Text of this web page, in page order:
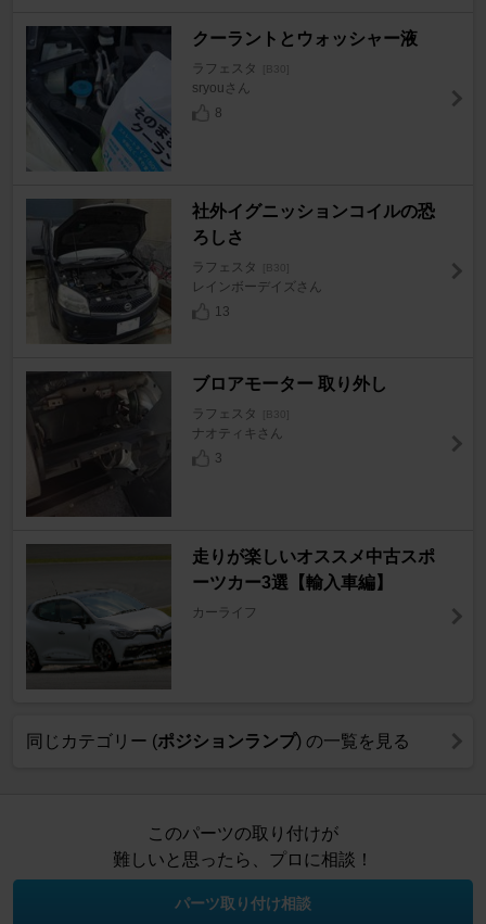
クーラントとウォッシャー液
ラフェスタ [B30]
sryouさん
8
社外イグニッションコイルの恐
ろしさ
ラフェスタ [B30]
レインボーデイズさん
13
ブロアモーター 取り外し
ラフェスタ [B30]
ナオティキさん
3
走りが楽しいオススメ中古スポ
ーツカー3選【輸入車編】
カーライフ
同じカテゴリー (ポジションランプ) の一覧を見る
このパーツの取り付けが
難しいと思ったら、プロに相談！
パーツ取り付け相談